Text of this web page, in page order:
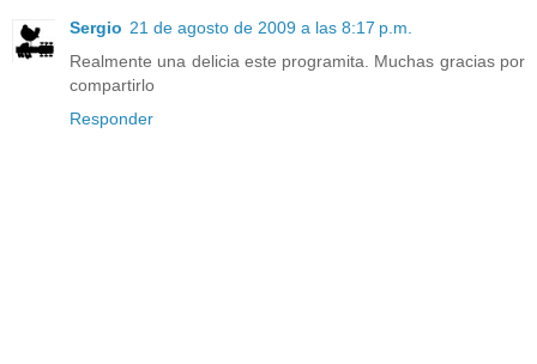
Sergio 21 de agosto de 2009 a las 8:17 p.m.
Realmente una delicia este programita. Muchas gracias por
compartirlo
Responder